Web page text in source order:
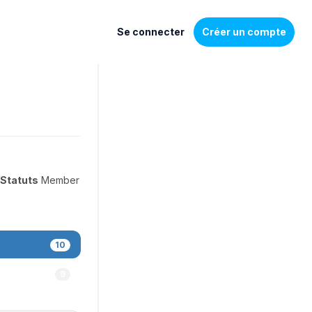
Se connecter Créer un compte
Statuts Member
10